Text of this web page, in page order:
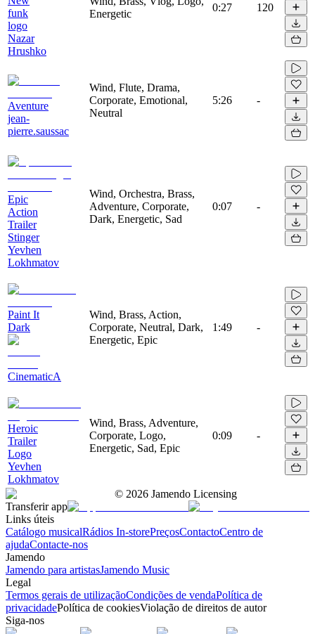
funk
logo
Nazar
Hrushko
Energetic
0:27 120
Aventure
jean-
pierre.saussac
Wind, Flute, Drama,
Corporate, Emotional,
Neutral
5:26 -
Epic
Action
Trailer
Stinger
Yevhen
Lokhmatov
Wind, Orchestra, Brass,
Adventure, Corporate,
Dark, Energetic, Sad
0:07 -
Paint It
Dark
CinematicA
Wind, Brass, Action,
Corporate, Neutral, Dark,
Energetic, Epic
1:49 -
Heroic
Trailer
Logo
Yevhen
Lokhmatov
Wind, Brass, Adventure,
Corporate, Logo,
Energetic, Sad, Epic
0:09 -
© 2026 Jamendo Licensing
Transferir app
Links úteis
Catálogo musicalRádios In-storePreçosContactoCentro de
ajudaContacte-nos
Jamendo
Jamendo para artistasJamendo Music
Legal
Termos gerais de utilizaçãoCondições de vendaPolítica de
privacidadePolítica de cookiesViolação de direitos de autor
Siga-nos